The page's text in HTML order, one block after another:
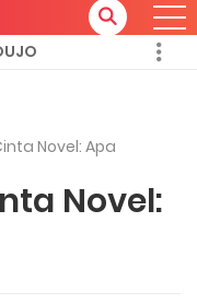
Novel: Apa
Novel: